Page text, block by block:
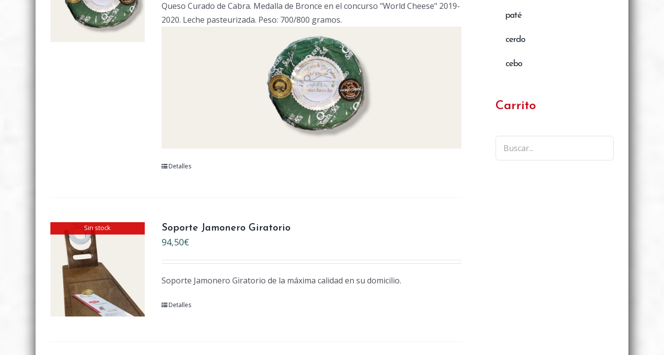
Queso Curado de Cabra. Medalla de Bronce en el concurso "World Cheese" 2019-
2020. Leche pasteurizada. Peso: 700/800 gramos.
Detalles
Sin stock Soporte Jamonero Giratorio
94,50€
Soporte Jamonero Giratorio de la máxima calidad en su domicilio.
Detalles
paté
cerdo
cebo
Carrito